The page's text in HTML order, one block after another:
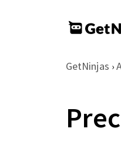
GetNinjas ›